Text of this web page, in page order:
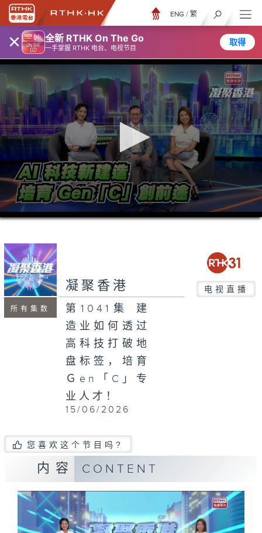
× 全新 RTHK On The Go
一手掌握 RTHK 电台、电视节目
取得
ENG / 繁
0
seconds
minutes,
7
seconds
所有集数
凝聚香港 电视直播
第1041集 建
造业如何透过
高科技打破地
盘标签，培育
Ｇen「C」专
业人才！
15/06/2026
您喜欢这个节目吗?
内容 CONTENT